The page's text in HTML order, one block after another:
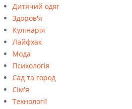
Дитячий одяг
Здоров'я
Кулінарія
Лайфхак
Мода
Психологія
Сад та город
Сім'я
Технології